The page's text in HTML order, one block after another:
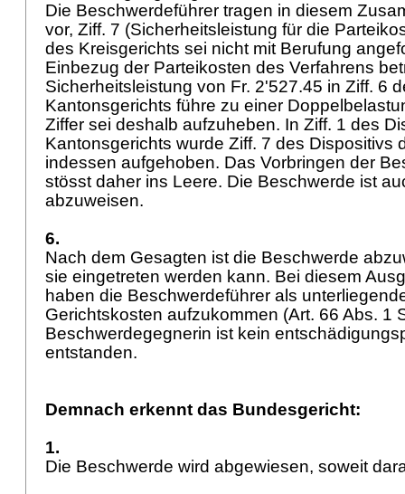
Die Beschwerdeführer tragen in diesem
vor, Ziff. 7 (Sicherheitsleistung für die
des Kreisgerichts sei nicht mit Berufung
Einbezug der Parteikosten des Verfahrens
Sicherheitsleistung von Fr. 2'527.45 in Ziff. 6
Kantonsgerichts führe zu einer
Ziffer sei deshalb aufzuheben. In Ziff. 1 des
Kantonsgerichts wurde Ziff. 7 des Dispositivs
indessen aufgehoben. Das Vorbringen der
stösst daher ins Leere. Die Beschwerde ist
abzuweisen.
6.
Nach dem Gesagten ist die Beschwerde
sie eingetreten werden kann. Bei diesem
haben die Beschwerdeführer als
Gerichtskosten aufzukommen (Art. 66 Abs. 1
Beschwerdegegnerin ist kein
entstanden.
Demnach erkennt das Bundesgericht:
1.
Die Beschwerde wird abgewiesen, soweit